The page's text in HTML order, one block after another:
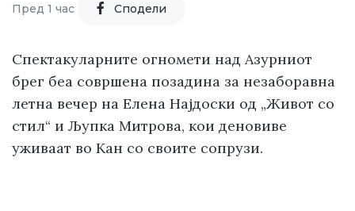
Пред 1 час Cподели
Спектакуларните огномети над Азурниот
брег беа совршена позадина за незаборавна
летна вечер на Елена Најдоски од „Живот со
стил“ и Љупка Митрова, кои деновиве
уживаат во Кан со своите сопрузи.